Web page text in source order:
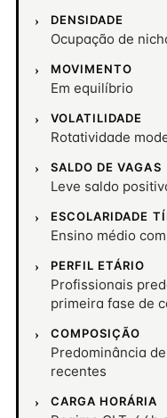
DENSIDADE
Ocupação de
MOVIMENTO
Em equilíbrio
VOLATILIDADE
Rotatividade
SALDO DE VAGAS
Leve saldo
ESCOLARIDADE
Ensino médio
PERFIL ETÁRIO
Profissionais
primeira fase de
COMPOSIÇÃO
Predominância
recentes
CARGA HORÁRIA